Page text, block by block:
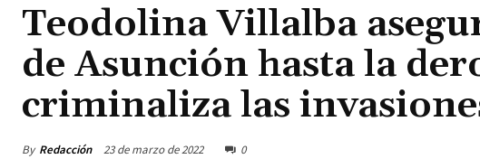
Teodolina Villalba
de Asunción hasta la
criminaliza las
By Redacción 23 de marzo de 2022 0